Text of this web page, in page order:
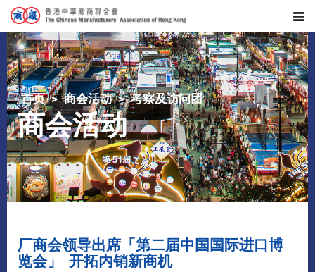
首页 商会活动 考察及访问团
商会活动
厂商会领导出席「第二届中国国际进口博
览会」 开拓内销新商机